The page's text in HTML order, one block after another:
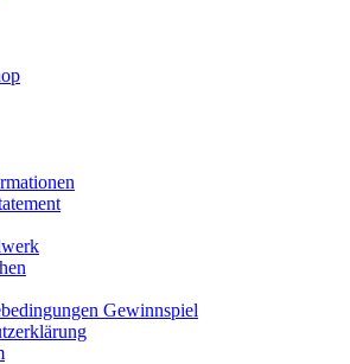
Gewinnspiel